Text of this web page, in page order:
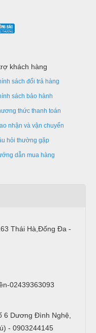
khách hàng
sách đổi trả hàng
sách bảo hành
thức thanh toán
nhận và vận chuyển
hỏi thường gặp
dẫn mua hàng
Thái Hà,Đống Đa -
02439363093
6 Dương Đình Nghệ,
- 0903244145